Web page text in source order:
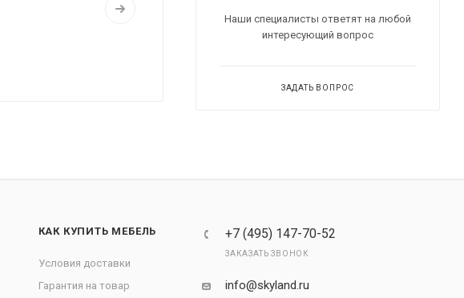
Наши специалисты ответят на любой
интересующий вопрос
ЗАДАТЬ ВОПРОС
КАК КУПИТЬ МЕБЕЛЬ
Условия доставки
Гарантия на товар
+7 (495) 147-70-52
ЗАКАЗАТЬ ЗВОНОК
info@skyland.ru